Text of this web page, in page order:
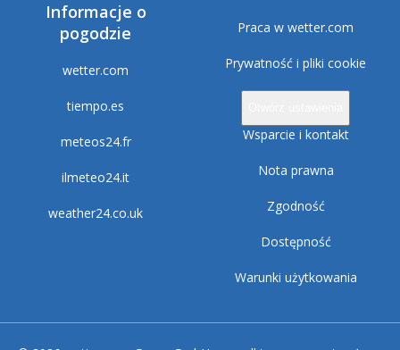
Informacje o
pogodzie
wetter.com
tiempo.es
meteos24.fr
ilmeteo24.it
weather24.co.uk
Praca w wetter.com
Prywatność i pliki cookie
Wsparcie i kontakt
Nota prawna
Zgodność
Dostępność
Warunki użytkowania